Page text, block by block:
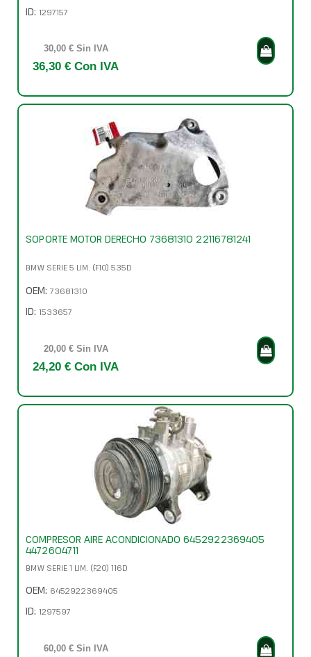
ID: 1297157
30,00 € Sin IVA
36,30 € Con IVA
SOPORTE MOTOR DERECHO 73681310 22116781241
BMW SERIE 5 LIM. (F10) 535D
OEM: 73681310
ID: 1533657
20,00 € Sin IVA
24,20 € Con IVA
COMPRESOR AIRE ACONDICIONADO 6452922369405
4472604711
BMW SERIE 1 LIM. (F20) 116D
OEM: 6452922369405
ID: 1297597
60,00 € Sin IVA